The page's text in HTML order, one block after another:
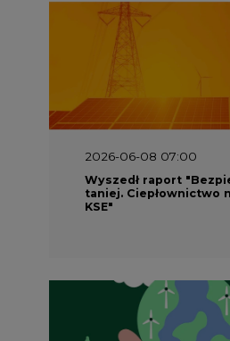
2026-06-08 07:00
Wyszedł raport
taniej. Ciepłownictwo
KSE"